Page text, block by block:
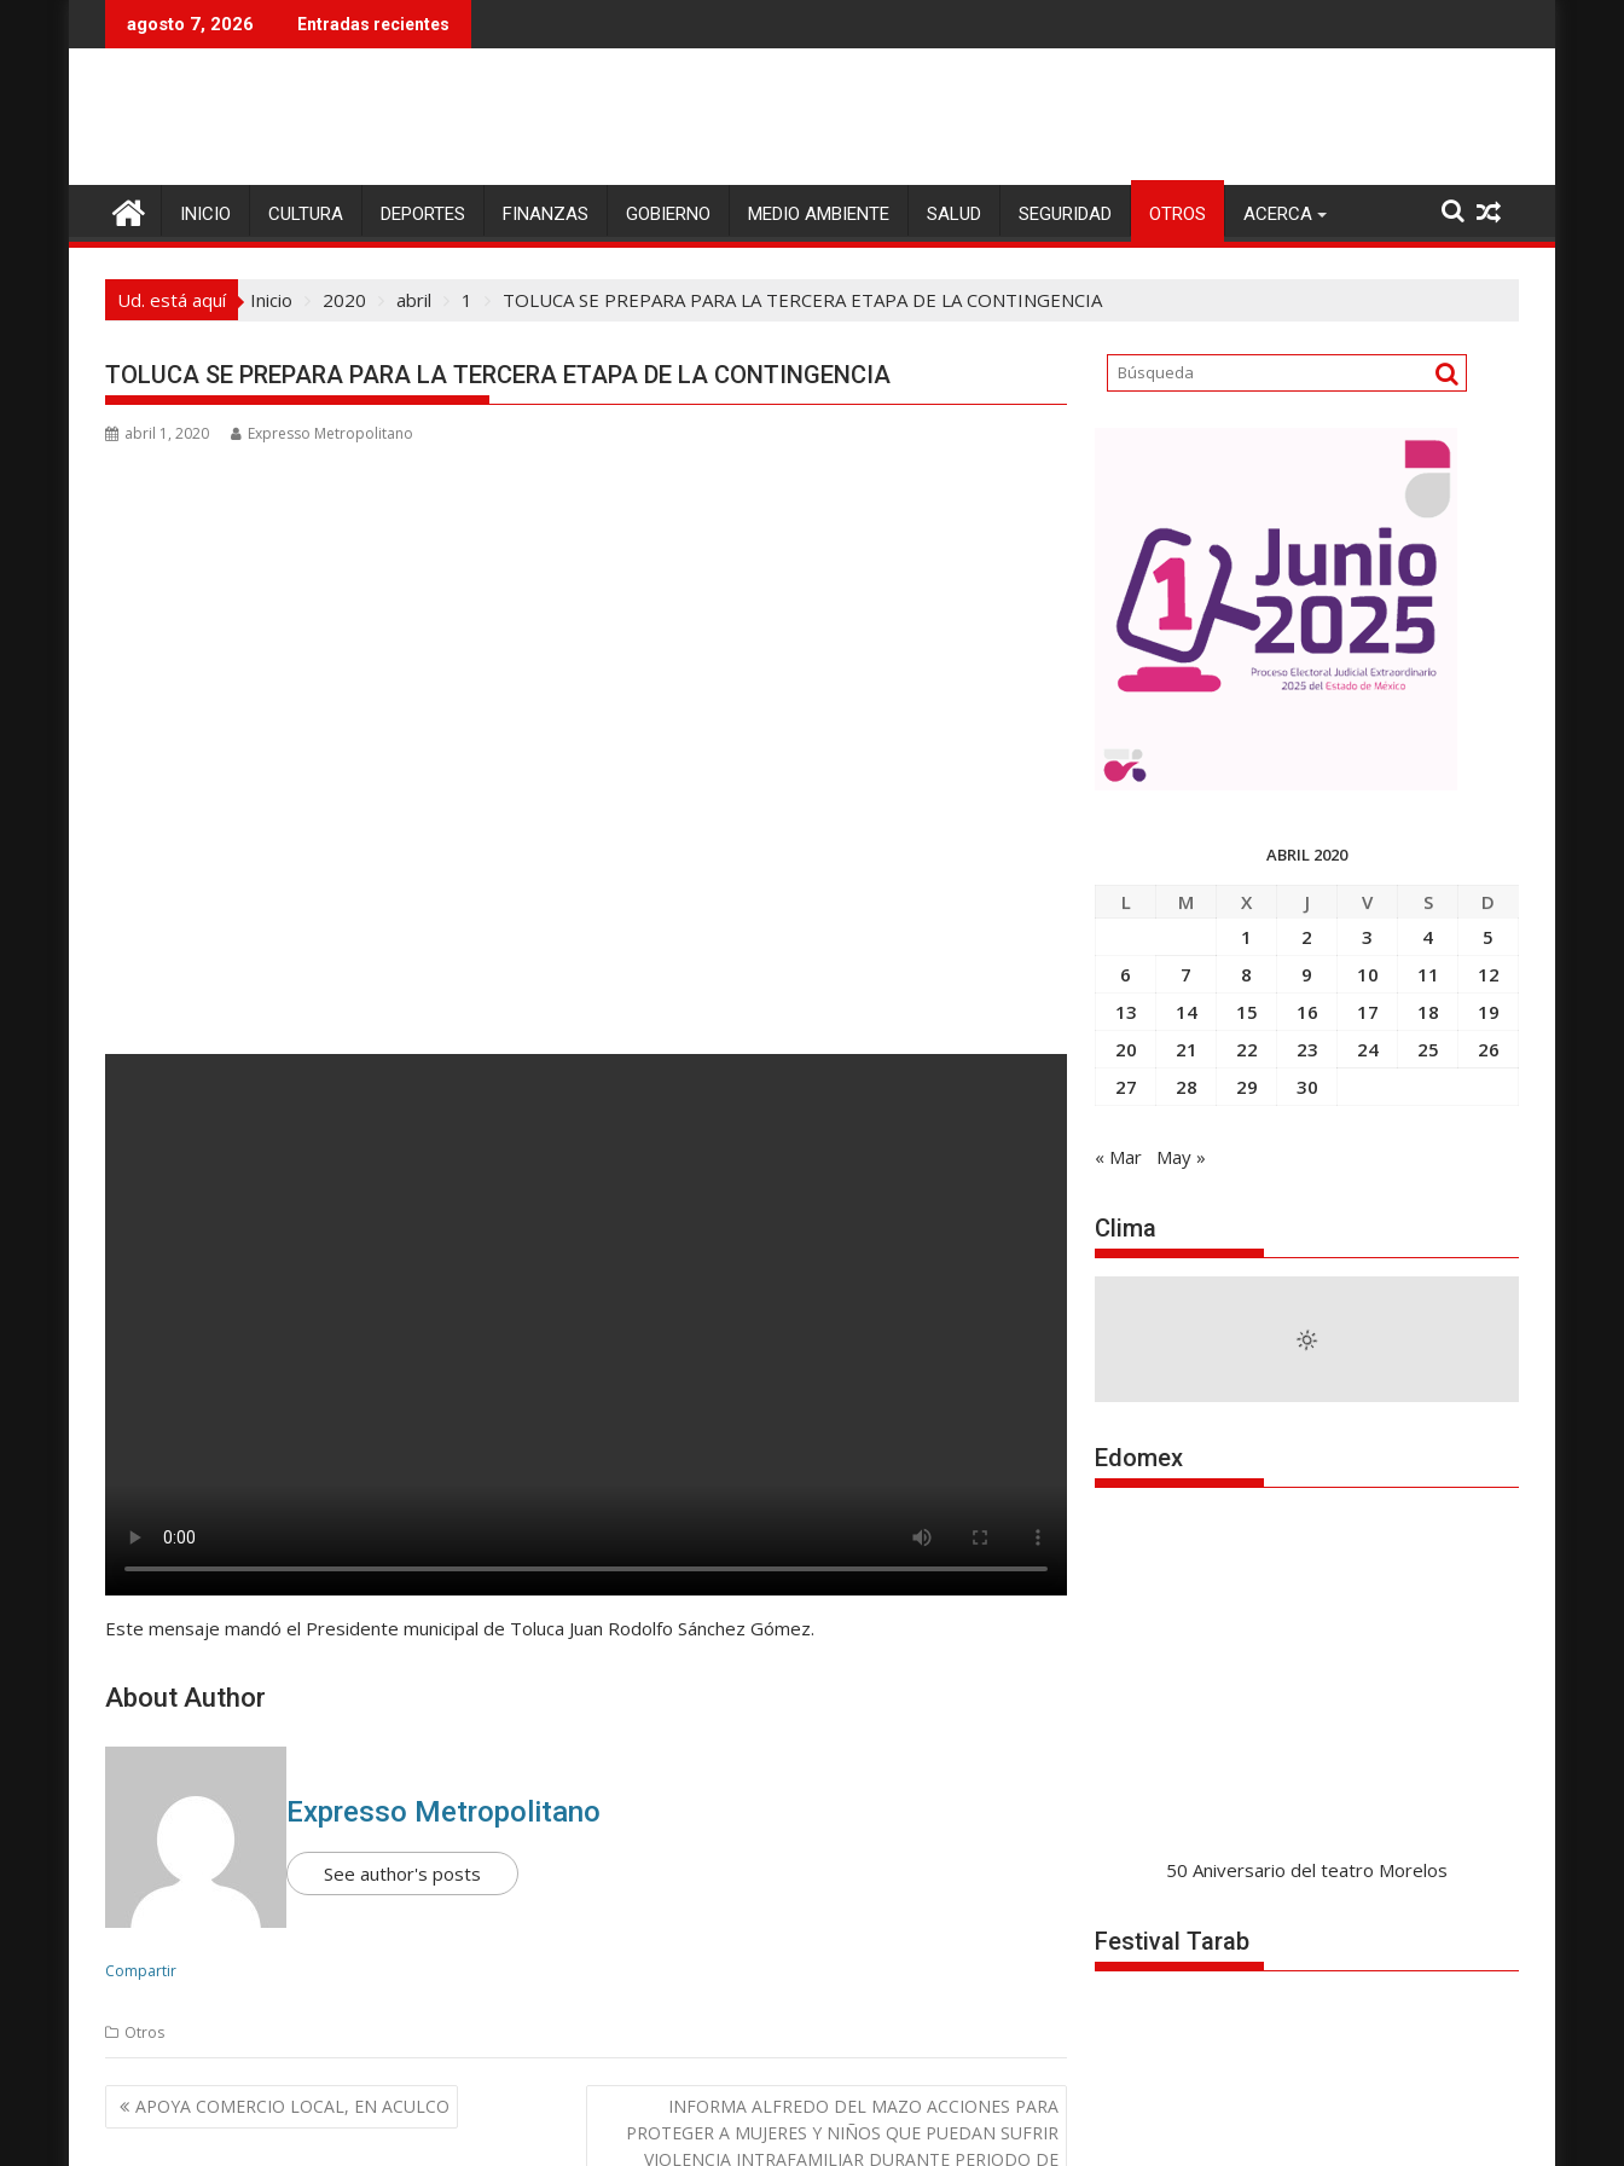
r
n
e
agosto 7, 2026 Entradas recientes
INICIO CULTURA DEPORTES FINANZAS GOBIERNO MEDIO AMBIENTE SALUD SEGURIDAD OTROS ACERCA
Ud. está aquí Inicio 2020 abril 1 TOLUCA SE PREPARA PARA LA TERCERA ETAPA DE LA CONTINGENCIA
TOLUCA SE PREPARA PARA LA TERCERA ETAPA DE LA CONTINGENCIA
abril 1, 2020 Expresso Metropolitano
Este mensaje mandó el Presidente municipal de Toluca Juan Rodolfo Sánchez Gómez.
About Author
Expresso Metropolitano
See author's posts
Compartir
Otros
N
a
APOYA COMERCIO LOCAL, EN ACULCO
INFORMA ALFREDO DEL MAZO ACCIONES PARA
PROTEGER A MUJERES Y NIÑOS QUE PUEDAN SUFRIR
VIOLENCIA INTRAFAMILIAR DURANTE PERIODO DE
ABRIL 2020
L M X J V S
D
1
2 3 4
5
6
7 8 9 10 11
12
13
14 15 16 17 18
19
20
21 22 23 24 25
26
27
28 29 30
« Mar May »
Clima
Edomex
50 Aniversario del teatro Morelos
Festival Tarab